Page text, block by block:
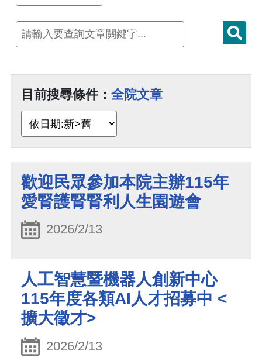
目前搜尋條件： 全院文章
歡迎民眾參加本院主辦115年
愛腎護腎腎利人生園遊會
2026/2/13
人工智慧暨機器人創新中心
115年度各類AI人才招募中 <
擴大徵才>
2026/2/13